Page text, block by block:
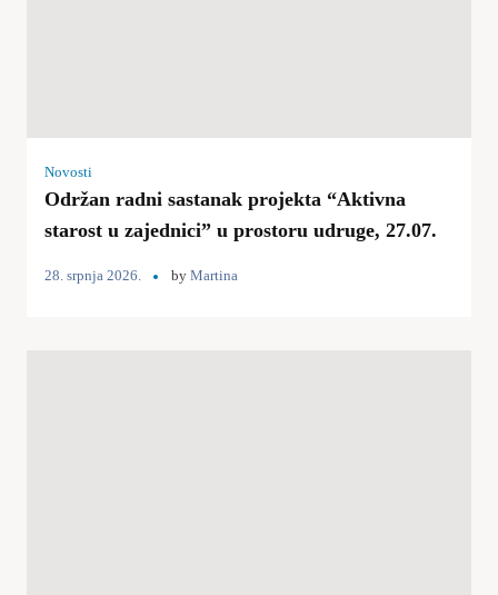
Novosti
Održan radni sastanak projekta “Aktivna
starost u zajednici” u prostoru udruge, 27.07.
28. srpnja 2026. by Martina